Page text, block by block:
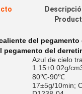
del pegamento
pegamento del
Azul de cielo
1.15±0.02g/
80℃-90℃
17±5g/10min;